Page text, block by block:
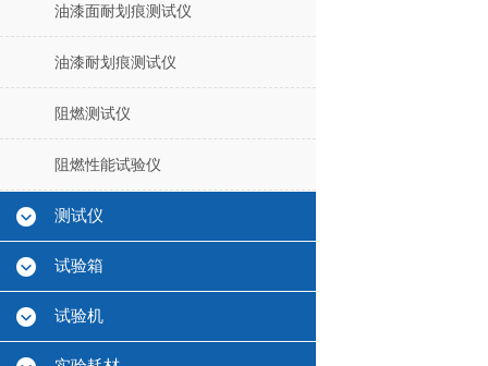
油漆面耐划痕测试仪
油漆耐划痕测试仪
阻燃测试仪
阻燃性能试验仪
测试仪
试验箱
试验机